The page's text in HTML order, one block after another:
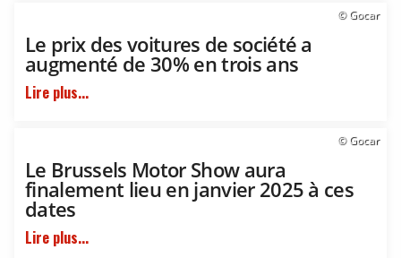
© Gocar
Le prix des voitures de société a
augmenté de 30% en trois ans
Lire plus...
© Gocar
Le Brussels Motor Show aura
finalement lieu en janvier 2025 à ces
dates
Lire plus...